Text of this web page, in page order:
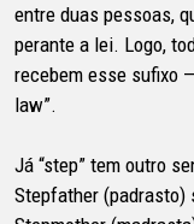
entre duas pessoas,
perante a lei. Logo,
recebem esse sufixo
law”.
Já “step” tem outro
Stepfather (padrasto)